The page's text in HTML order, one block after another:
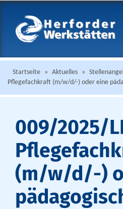
Startseite » Aktuelles »
Pflegefachkraft (m/w/d/-) oder eine
009/2025/
(m/w/d/-)